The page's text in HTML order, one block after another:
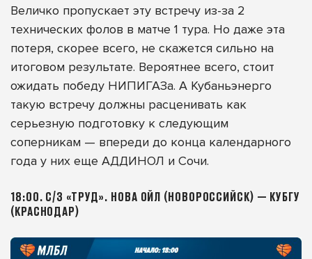
Величко пропускает эту встречу из-за 2
технических фолов в матче 1 тура. Но даже эта
потеря, скорее всего, не скажется сильно на
итоговом результате. Вероятнее всего, стоит
ожидать победу НИПИГАЗа. А Кубаньэнерго
такую встречу должны расценивать как
серьезную подготовку к следующим
соперникам — впереди до конца календарного
года у них еще АДДИНОЛ и Сочи.
18:00. С/З «ТРУД». НОВА ОЙЛ (НОВОРОССИЙСК) — КУБГУ
(КРАСНОДАР)